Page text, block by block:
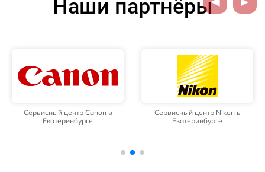
Наши партнёры
Сервисный центр Canon в
Екатеринбурге
Сервисный центр Nikon в
Екатеринбурге